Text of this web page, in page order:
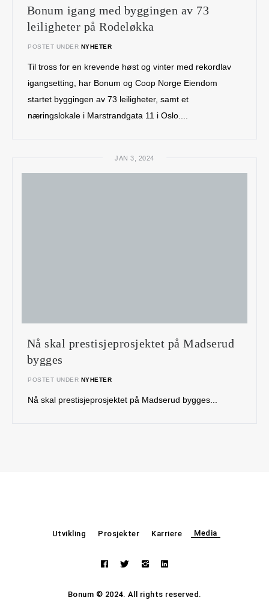
Bonum igang med byggingen av 73
leiligheter på Rodeløkka
POSTET UNDER NYHETER
Til tross for en krevende høst og vinter med rekordlav
igangsetting, har Bonum og Coop Norge Eiendom
startet byggingen av 73 leiligheter, samt et
næringslokale i Marstrandgata 11 i Oslo....
JAN 3, 2024
Nå skal prestisjeprosjektet på Madserud
bygges
POSTET UNDER NYHETER
Nå skal prestisjeprosjektet på Madserud bygges...
Utvikling Prosjekter Karriere Media
Bonum © 2024. All rights reserved.